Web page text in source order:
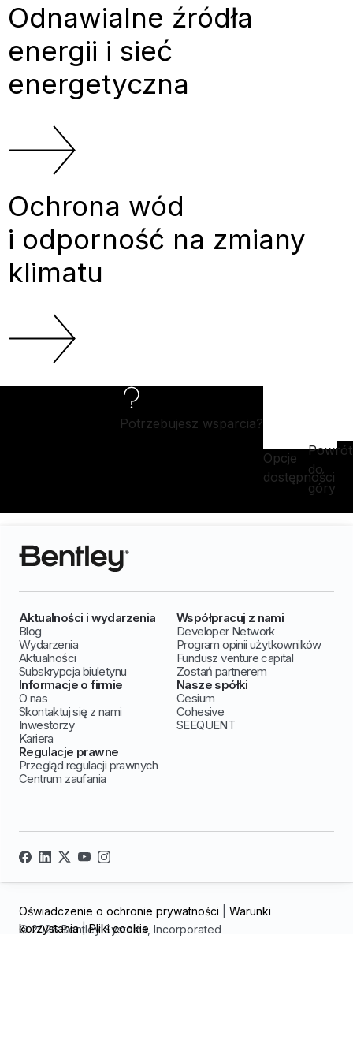
Odnawialne źródła
energii i sieć
energetyczna
Ochrona wód
i odporność na zmiany
klimatu
Potrzebujesz wsparcia?
Opcje
dostępności
Powrót
do
góry
Aktualności i wydarzenia
Blog
Wydarzenia
Aktualności
Subskrypcja biuletynu
Współpracuj z nami
Developer Network
Program opinii użytkowników
Fundusz venture capital
Zostań partnerem
Informacje o firmie
O nas
Skontaktuj się z nami
Inwestorzy
Kariera
Nasze spółki
Cesium
Cohesive
SEEQUENT
Regulacje prawne
Przegląd regulacji prawnych
Centrum zaufania
© 2026 Bentley Systems, Incorporated
Oświadczenie o ochronie prywatności
Warunki
korzystania|Pliki cookie